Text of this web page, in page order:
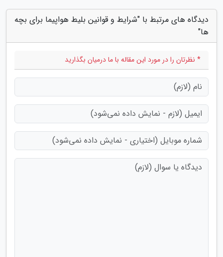
دیدگاه های مرتبط با "شرایط و قوانین بلیط هواپیما برای بچه
ها"
* نظرتان را در مورد این مقاله با ما درمیان بگذارید